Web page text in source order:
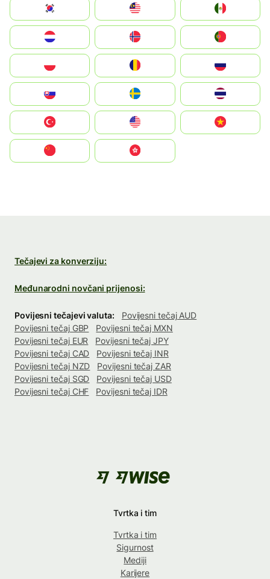
South Korea
United States
中國香港特別行政區
Tečajevi za konverziju:
Međunarodni novčani prijenosi:
Povijesni tečajevi valuta:
Povijesni tečaj AUD
Povijesni tečaj GBP
Povijesni tečaj MXN
Povijesni tečaj EUR
Povijesni tečaj JPY
Povijesni tečaj CAD
Povijesni tečaj INR
Povijesni tečaj NZD
Povijesni tečaj ZAR
Povijesni tečaj SGD
Povijesni tečaj USD
Povijesni tečaj CHF
Povijesni tečaj IDR
Tvrtka i tim
Tvrtka i tim
Sigurnost
Mediji
Karijere